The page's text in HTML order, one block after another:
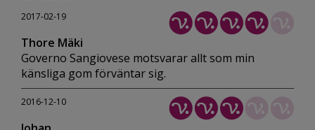
2017-02-19
Thore Mäki
Governo Sangiovese motsvarar allt som min
känsliga gom förväntar sig.
2016-12-10